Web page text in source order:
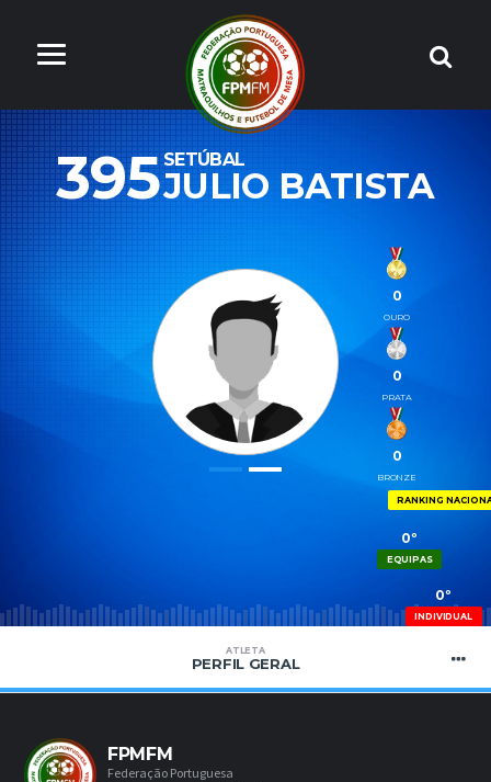
395SETÚBAL
JULIO BATISTA
0
OURO
0
PRATA
0
BRONZE
RANKING
0º
EQUIPAS
0º
INDIVIDUAL
ATLETA
PERFIL GERAL
FPMFM
Federação Portuguesa